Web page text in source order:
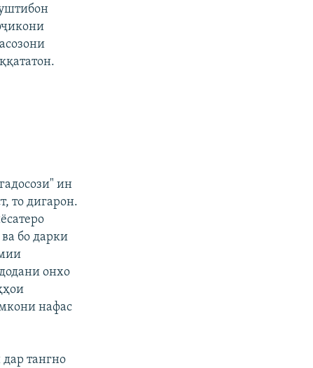
ин
то дигарон.
бо дарки
онхо
нафас
тангно